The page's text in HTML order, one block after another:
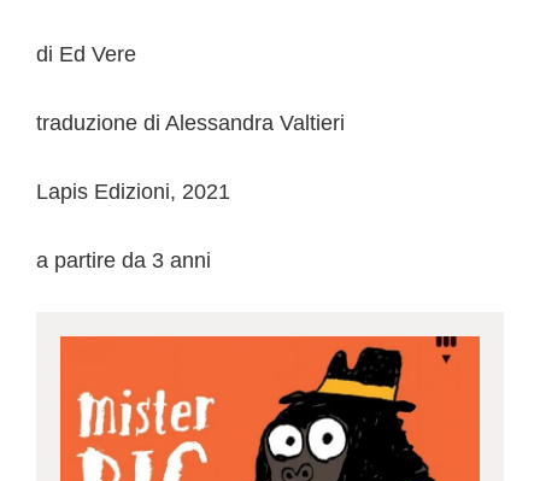
di Ed Vere
traduzione di Alessandra Valtieri
Lapis Edizioni, 2021
a partire da 3 anni